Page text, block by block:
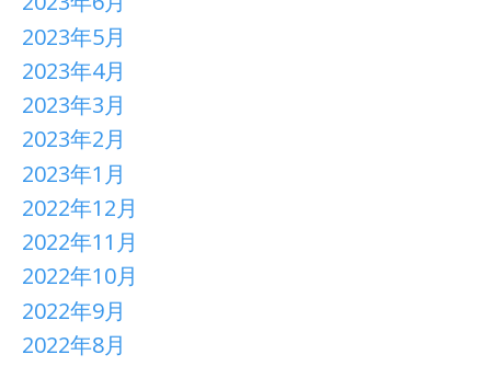
2023年5月
2023年4月
2023年3月
2023年2月
2023年1月
2022年12月
2022年11月
2022年10月
2022年9月
2022年8月